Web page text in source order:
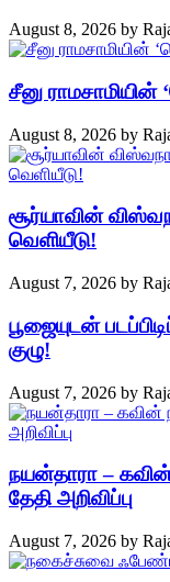
August 8, 2026 by
சீனு
August 8, 2026 by
சூர்யாவின்
வெளியீடு!
August 7, 2026 by
பூஜையுடன்
குழு!
August 7, 2026 by
நயன்தாரா – கவின்
தேதி அறிவிப்பு
August 7, 2026 by